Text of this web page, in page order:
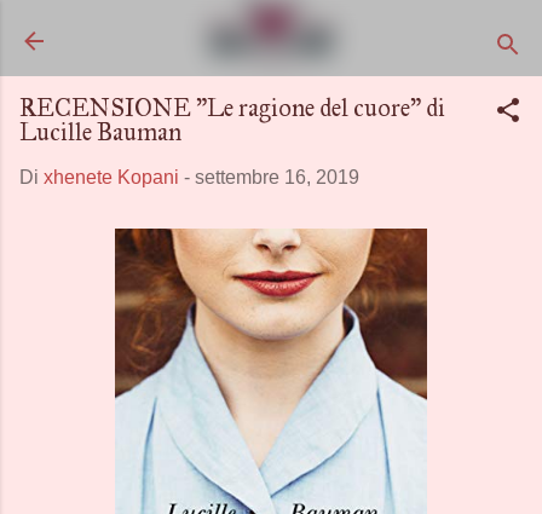
RECENSIONE "Le ragione del cuore" di
Lucille Bauman
Di xhenete Kopani - settembre 16, 2019